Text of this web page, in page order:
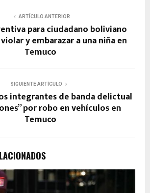
ARTÍCULO ANTERIOR
para ciudadano boliviano
y embarazar a una niña en
Temuco
SIGUIENTE ARTÍCULO
integrantes de banda delictual
por robo en vehículos en
Temuco